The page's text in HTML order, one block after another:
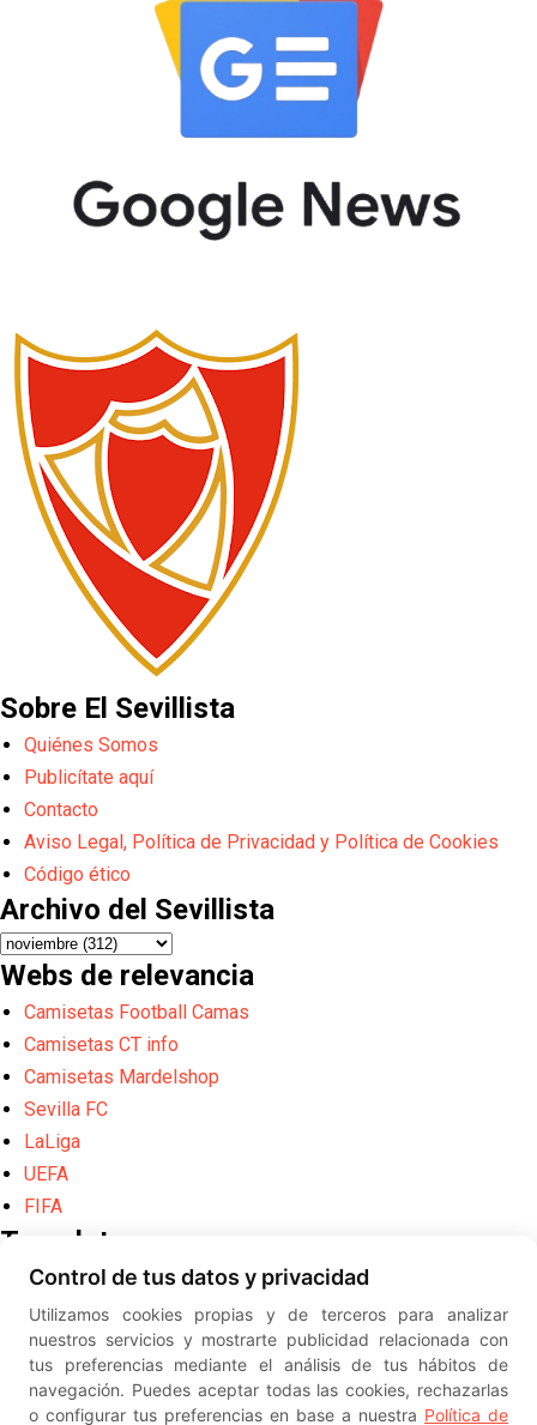
Sobre El Sevillista
Quiénes Somos
Publicítate aquí
Contacto
Aviso Legal, Política de Privacidad y Política de Cookies
Código ético
Archivo del Sevillista
Webs de relevancia
Camisetas Football Camas
Camisetas CT info
Camisetas Mardelshop
Sevilla FC
LaLiga
UEFA
FIFA
Translate
Powered by
Translate
Diseño web creado por Erick
© ElSevillista.es - Información sobre
el Sevilla FC, Sevilla Atlético, Sevilla Femenino y su Cantera
-- --
Control de tus datos y privacidad
Utilizamos cookies propias y de terceros para analizar
nuestros servicios y mostrarte publicidad relacionada con
tus preferencias mediante el análisis de tus hábitos de
navegación. Puedes aceptar todas las cookies, rechazarlas
o configurar tus preferencias en base a nuestra Política de
2026